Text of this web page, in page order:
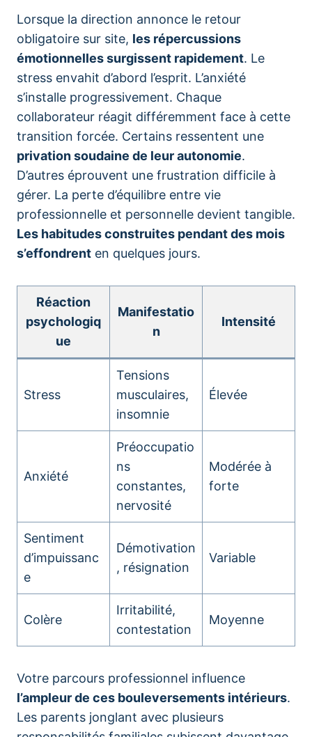
Lorsque la direction annonce le retour
obligatoire sur site, les répercussions
émotionnelles surgissent rapidement. Le
stress envahit d’abord l’esprit. L’anxiété
s’installe progressivement. Chaque
collaborateur réagit différemment face à cette
transition forcée. Certains ressentent une
privation soudaine de leur autonomie.
D’autres éprouvent une frustration difficile à
gérer. La perte d’équilibre entre vie
professionnelle et personnelle devient tangible.
Les habitudes construites pendant des mois
s’effondrent en quelques jours.
Réaction
psychologiq
ue
Manifestatio
n
Intensité
Stress
Tensions
musculaires,
insomnie
Élevée
Anxiété
Préoccupatio
ns
constantes,
nervosité
Modérée à
forte
Sentiment
d’impuissanc
e
Démotivation
, résignation
Variable
Colère
Irritabilité,
contestation
Moyenne
Votre parcours professionnel influence
l’ampleur de ces bouleversements intérieurs.
Les parents jonglant avec plusieurs